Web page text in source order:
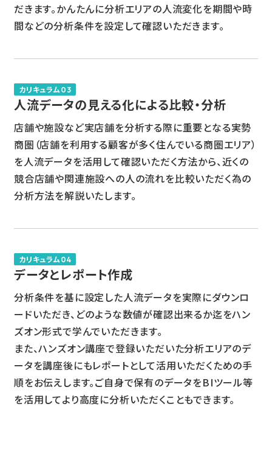
だきます。かんたんに分析エリアの人流変化を期間や時
間などの分析条件を設定して確認いただきます。
カリキュラム03
人流データの見える化による比較・分析
店舗や施設など実店舗を分析する際に重要となる実勢
商圏（店舗を利用する顧客が多く住んでいる商圏エリア）
を人流データを活用して確認いただく方法から、近くの
競合店舗や関連施設への人の流れを比較いただく為の
分析方法を解説いたします。
カリキュラム04
データとレポート作成
分析条件を基に設定した人流データを実際にダウンロ
ードいただき、どのような数値が確認出来るか迄をハン
ズオン形式で学んでいただきます。
また、ハンズオン講座で登録いただいた分析エリアのデ
ータを講座後にもレポートとして活用いただくための手
順をお伝えします。ご自身で保有のデータをBIツール等
を活用してより高度に分析いただくこともできます。